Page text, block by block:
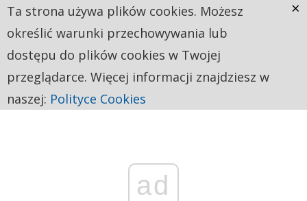
ad
Ta strona używa plików cookies. Możesz
określić warunki przechowywania lub
dostępu do plików cookies w Twojej
przeglądarce. Więcej informacji znajdziesz w
naszej: Polityce Cookies
×